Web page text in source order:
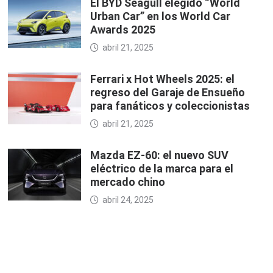
El BYD Seagull elegido “World
Urban Car” en los World Car
Awards 2025
abril 21, 2025
Ferrari x Hot Wheels 2025: el
regreso del Garaje de Ensueño
para fanáticos y coleccionistas
abril 21, 2025
Mazda EZ-60: el nuevo SUV
eléctrico de la marca para el
mercado chino
abril 24, 2025